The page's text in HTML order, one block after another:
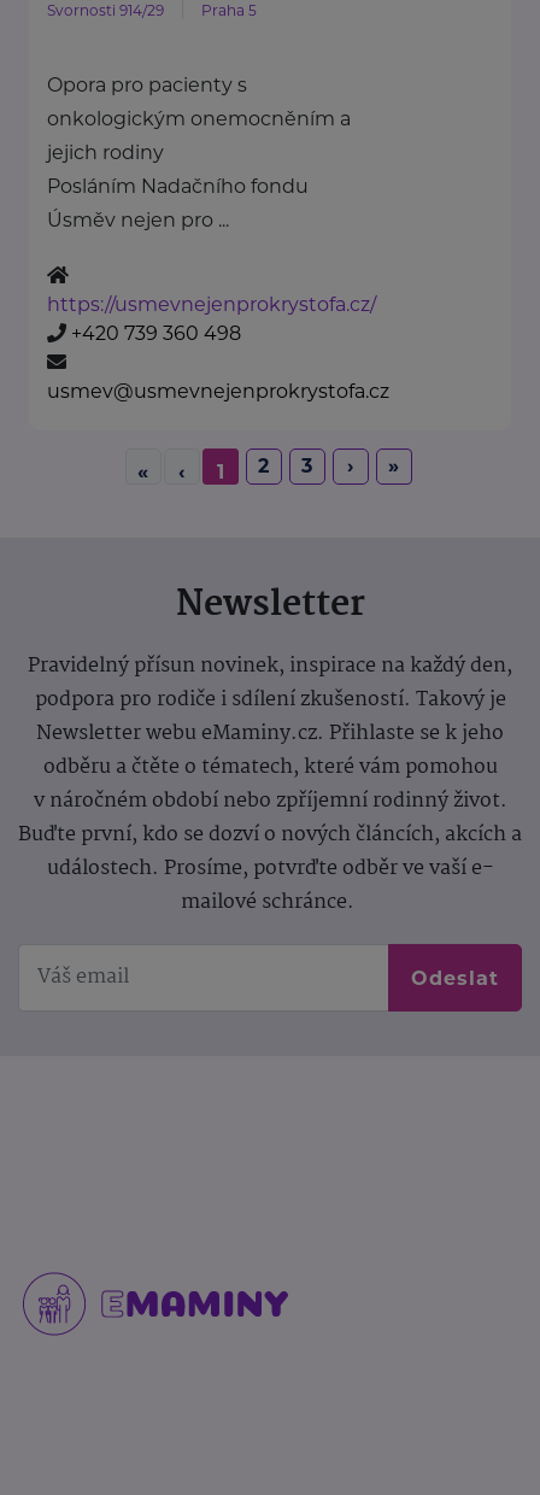
Svornosti 914/29 Praha 5
Opora pro pacienty s
onkologickým onemocněním a
jejich rodiny
Posláním Nadačního fondu
Úsměv nejen pro ...
https://usmevnejenprokrystofa.cz/
+420 739 360 498
usmev@usmevnejenprokrystofa.cz
« ‹ 1 2 3 › »
Newsletter
Pravidelný přísun novinek, inspirace na každý den,
podpora pro rodiče i sdílení zkušeností. Takový je
Newsletter webu eMaminy.cz. Přihlaste se k jeho
odběru a čtěte o tématech, které vám pomohou
v náročném období nebo zpříjemní rodinný život.
Buďte první, kdo se dozví o nových článcích, akcích a
událostech. Prosíme, potvrďte odběr ve vaší e-
mailové schránce.
Odeslat